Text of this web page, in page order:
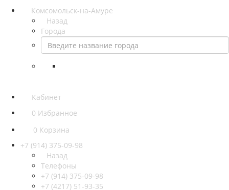
Комсомольск-на-Амуре
Назад
Города
Кабинет
0 Избранное
0 Корзина
+7 (914) 375-09-98
Назад
Телефоны
+7 (914) 375-09-98
+7 (4217) 51-93-35